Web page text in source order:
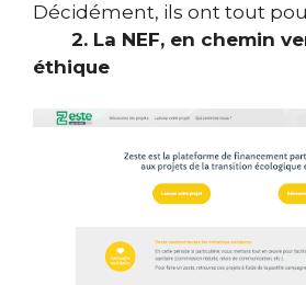
Décidément, ils ont tout
2. La NEF, en chemin
éthique